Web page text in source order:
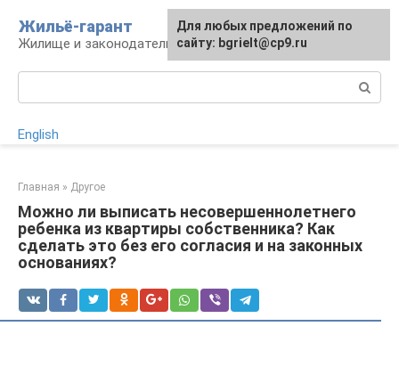
контенту
Жильё-гарант
Жилище и законодательство РФ
English
Главная » Другое
Можно ли выписать несовершеннолетнего
ребенка из квартиры собственника? Как
сделать это без его согласия и на законных
основаниях?
Для любых предложений по
сайту: bgrielt@cp9.ru